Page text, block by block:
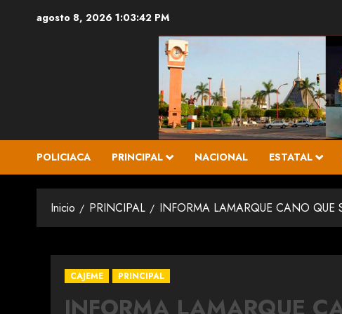
agosto 8, 2026 1:03:44 PM
POLICIACA PRINCIPAL NACIONAL ESTATAL
Inicio PRINCIPAL INFORMA LAMARQUE CANO QUE
CAJEME PRINCIPAL